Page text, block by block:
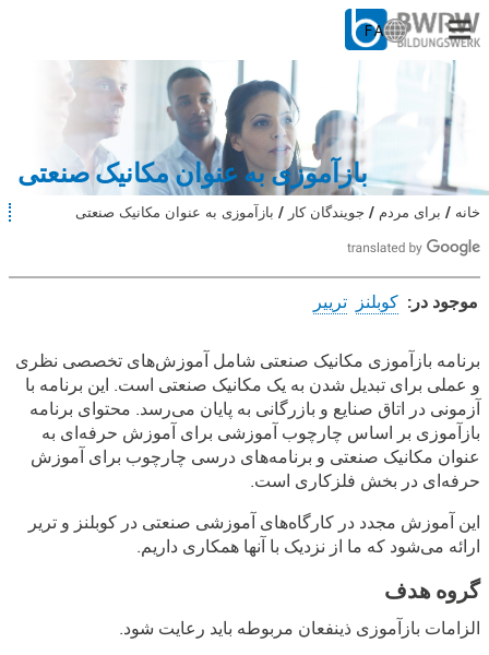
ا
ز
ب
ن
:
FA
بازآموزی به عنوان مکانیک صنعتی
برای مردم
برای شرکت‌ها
از ما
در سایت
ش
ا
ا
ن
ه
س
ت
د
:
خانه برای مردم جویندگان کار بازآموزی به عنوان مکانیک صنعتی
موجود در: کوبلنز ترییر
بازآموزی
به
عنوان
مکانیک
صنعتی
برنامه بازآموزی مکانیک صنعتی شامل آموزش‌های تخصصی نظری
و عملی برای تبدیل شدن به یک مکانیک صنعتی است. این برنامه با
آزمونی در اتاق صنایع و بازرگانی به پایان می‌رسد. محتوای برنامه
بازآموزی بر اساس چارچوب آموزشی برای آموزش حرفه‌ای به
عنوان مکانیک صنعتی و برنامه‌های درسی چارچوب برای آموزش
حرفه‌ای در بخش فلزکاری است.
این آموزش مجدد در کارگاه‌های آموزشی صنعتی در کوبلنز و تریر
ارائه می‌شود که ما از نزدیک با آنها همکاری داریم.
گروه هدف
الزامات بازآموزی ذینفعان مربوطه باید رعایت شود.